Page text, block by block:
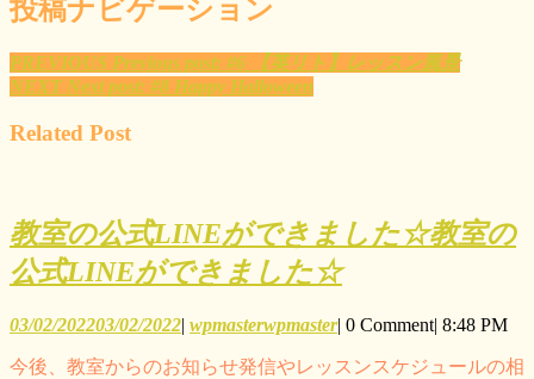
投稿ナビゲーション
PREVIOUS Previous post: #6 【英リト】レッスン風景
NEXT Next post: #8 Happy Halloween
Related Post
教室の公式LINEができました☆教室の
公式LINEができました☆
03/02/202203/02/2022| wpmasterwpmaster| 0 Comment| 8:48 PM
今後、教室からのお知らせ発信やレッスンスケジュールの相